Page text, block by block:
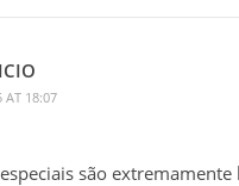
AT 18:07
são extremamente